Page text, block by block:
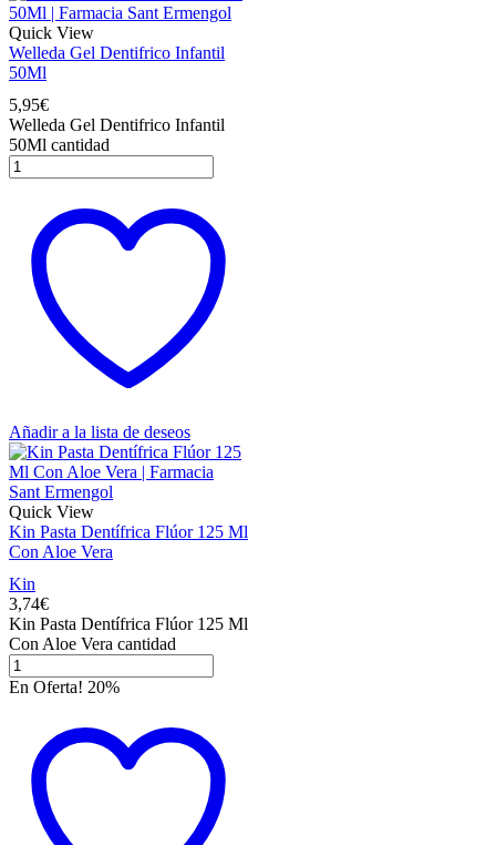
Quick View
Welleda Gel Dentifrico Infantil
50Ml
5,95€
Welleda Gel Dentifrico Infantil
50Ml cantidad
Añadir a la lista de deseos
Quick View
Kin Pasta Dentífrica Flúor 125 Ml
Con Aloe Vera
Kin
3,74€
Kin Pasta Dentífrica Flúor 125 Ml
Con Aloe Vera cantidad
En Oferta! 20%